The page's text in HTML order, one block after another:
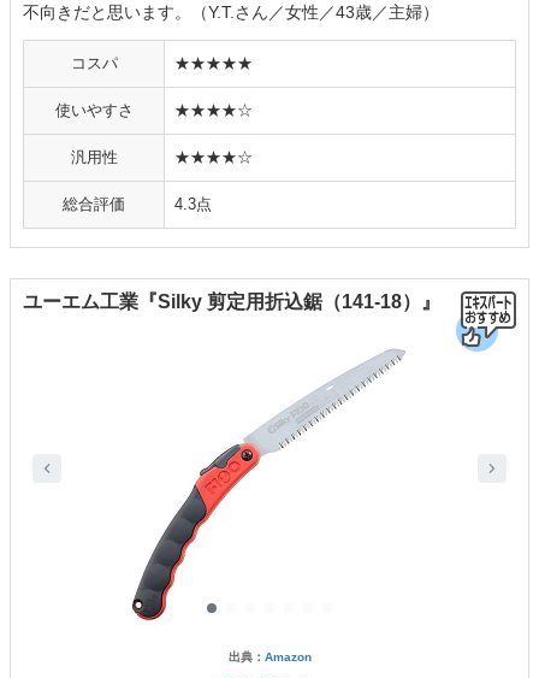
不向きだと思います。（Y.T.さん／女性／43歳／主婦）
コスパ ★★★★★
使いやすさ ★★★★☆
汎用性 ★★★★☆
総合評価 4.3点
ユーエム工業『Silky 剪定用折込鋸（141-18）』
出典： Amazon